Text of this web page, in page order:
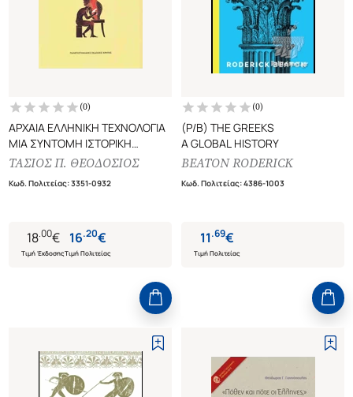
(0)
ΑΡΧΑΙΑ ΕΛΛΗΝΙΚΗ ΤΕΧΝΟΛΟΓΙΑ
ΜΙΑ ΣΥΝΤΟΜΗ ΙΣΤΟΡΙΚΗ
ΕΠΙΣΚΟΠΗΣΗ
ΤΑΣΙΟΣ Π. ΘΕΟΔΟΣΙΟΣ
Κωδ. Πολιτείας:3351-0932
18.00€
Τιμή Έκδοσης
16.20€
Τιμή Πολιτείας
(0)
(P/B) THE GREEKS
A GLOBAL HISTORY
BEATON RODERICK
Κωδ. Πολιτείας:4386-1003
11.69€
Τιμή Πολιτείας